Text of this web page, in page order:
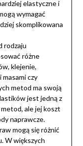
elastyczne i
wymagać
skomplikowana
rodzaju
różne
klejenie,
czy
metod ma swoją
jest jedną z
ale jej koszt
naprawcze.
mogą się różnić
W większych